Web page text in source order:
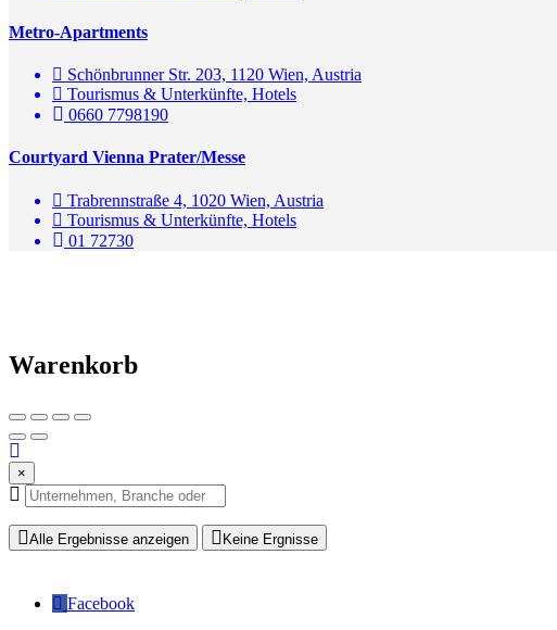
Metro-Apartments
Schönbrunner Str. 203, 1120 Wien, Austria
Tourismus & Unterkünfte, Hotels
0660 7798190
Courtyard Vienna Prater/Messe
Trabrennstraße 4, 1020 Wien, Austria
Tourismus & Unterkünfte, Hotels
01 72730
Warenkorb
×
Alle Ergebnisse anzeigen Keine Ergnisse
Facebook